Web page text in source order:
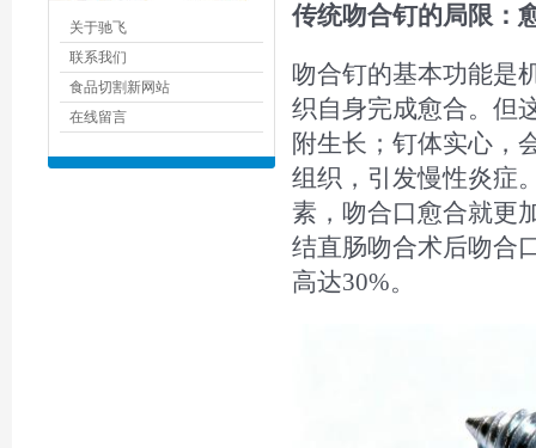
关于驰飞
联系我们
食品切割新网站
在线留言
传统吻合钉的局限：
吻合钉的基本功能是
织自身完成愈合。但
附生长；钉体实心，
组织，引发慢性炎症
素，吻合口愈合就更
结直肠吻合术后吻合
高达30%。